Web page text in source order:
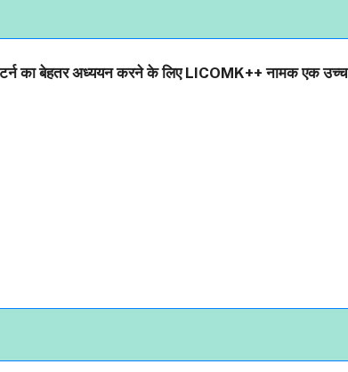
का बेहतर अध्ययन करने के लिए LICOMK++ नामक एक उच्च-